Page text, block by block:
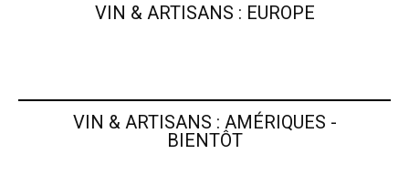
VIN & ARTISANS : EUROPE
VIN & ARTISANS : AMÉRIQUES -
BIENTÔT